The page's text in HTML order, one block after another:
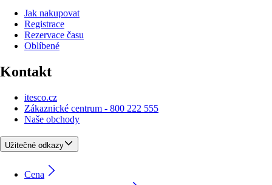
Jak nakupovat
Registrace
Rezervace času
Oblíbené
Kontakt
itesco.cz
Zákaznické centrum - 800 222 555
Naše obchody
Užitečné odkazy
Cena